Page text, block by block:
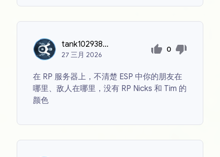
tank1029384756
27三月 2026
0
在 RP 服务器上，不清楚 ESP 中你的朋友在
哪里、敌人在哪里，没有 RP Nicks 和 Tim 的
颜色